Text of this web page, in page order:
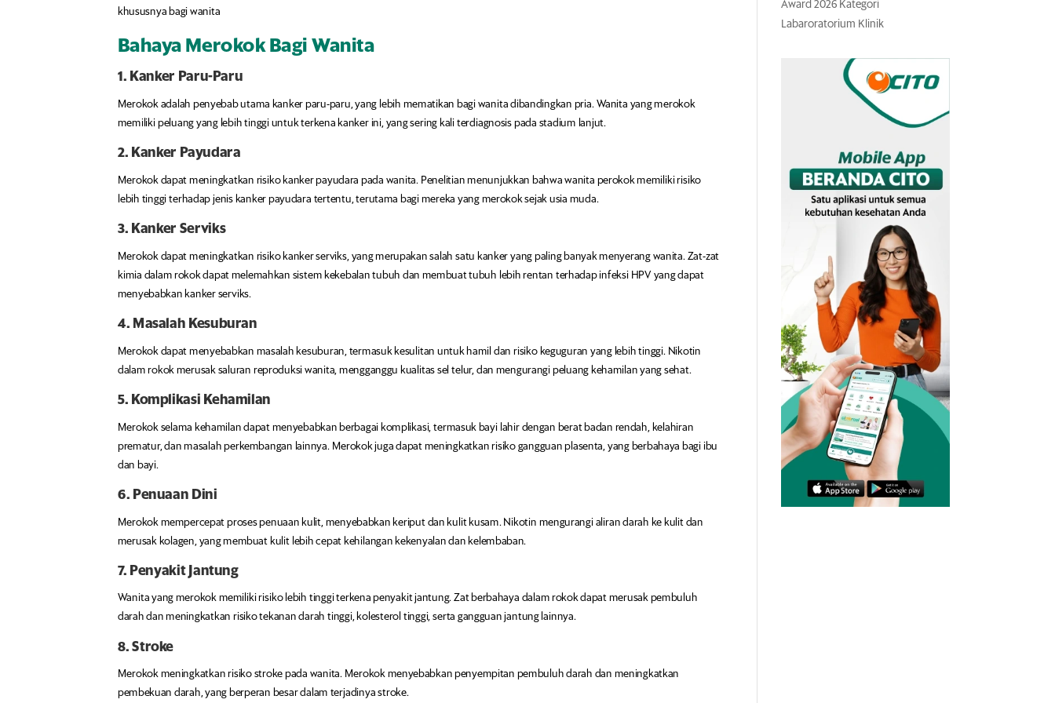
khususnya bagi wanita
Bahaya Merokok Bagi Wanita
1. Kanker Paru-Paru
Merokok adalah penyebab utama kanker paru-paru, yang lebih mematikan bagi wanita dibandingkan pria. Wanita yang merokok
memiliki peluang yang lebih tinggi untuk terkena kanker ini, yang sering kali terdiagnosis pada stadium lanjut.
2. Kanker Payudara
Merokok dapat meningkatkan risiko kanker payudara pada wanita. Penelitian menunjukkan bahwa wanita perokok memiliki risiko
lebih tinggi terhadap jenis kanker payudara tertentu, terutama bagi mereka yang merokok sejak usia muda.
3. Kanker Serviks
Merokok dapat meningkatkan risiko kanker serviks, yang merupakan salah satu kanker yang paling banyak menyerang wanita. Zat-zat
kimia dalam rokok dapat melemahkan sistem kekebalan tubuh dan membuat tubuh lebih rentan terhadap infeksi HPV yang dapat
menyebabkan kanker serviks.
4. Masalah Kesuburan
Merokok dapat menyebabkan masalah kesuburan, termasuk kesulitan untuk hamil dan risiko keguguran yang lebih tinggi. Nikotin
dalam rokok merusak saluran reproduksi wanita, mengganggu kualitas sel telur, dan mengurangi peluang kehamilan yang sehat.
5. Komplikasi Kehamilan
Merokok selama kehamilan dapat menyebabkan berbagai komplikasi, termasuk bayi lahir dengan berat badan rendah, kelahiran
prematur, dan masalah perkembangan lainnya. Merokok juga dapat meningkatkan risiko gangguan plasenta, yang berbahaya bagi ibu
dan bayi.
6. Penuaan Dini
Merokok mempercepat proses penuaan kulit, menyebabkan keriput dan kulit kusam. Nikotin mengurangi aliran darah ke kulit dan
merusak kolagen, yang membuat kulit lebih cepat kehilangan kekenyalan dan kelembaban.
7. Penyakit Jantung
Wanita yang merokok memiliki risiko lebih tinggi terkena penyakit jantung. Zat berbahaya dalam rokok dapat merusak pembuluh
darah dan meningkatkan risiko tekanan darah tinggi, kolesterol tinggi, serta gangguan jantung lainnya.
8. Stroke
Merokok meningkatkan risiko stroke pada wanita. Merokok menyebabkan penyempitan pembuluh darah dan meningkatkan
pembekuan darah, yang berperan besar dalam terjadinya stroke.
Award 2026 Kategori
Labaroratorium Klinik